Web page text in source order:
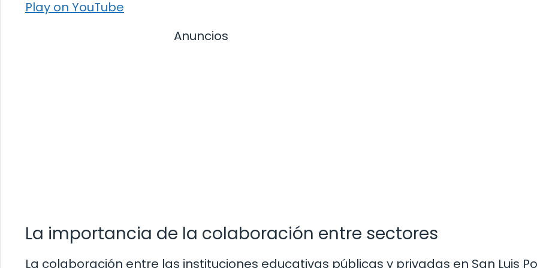
Play on YouTube
Anuncios
La importancia de la colaboración entre sectores
La colaboración entre las instituciones educativas públicas y privadas en San Luis